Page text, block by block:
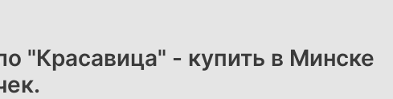
"Красавица" - купить в Минске